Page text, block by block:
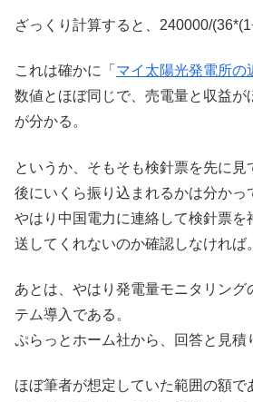
ざっくり計算すると、240000/
これは確かに「 マイ太陽光発電所の
数値とほぼ同じで、売電量と収益が
が分かる。
というか、そもそも検針票を先に見
後にいくら振り込まれるかは分か
やはり中国電力に連絡して検針票を
送してくれないのか確認しなければ
あとは、やはり発電量モニタリング
テム導入である。
ぷらっとホーム社から、回答と見積
ほぼ筆者が想定していた範囲の額で